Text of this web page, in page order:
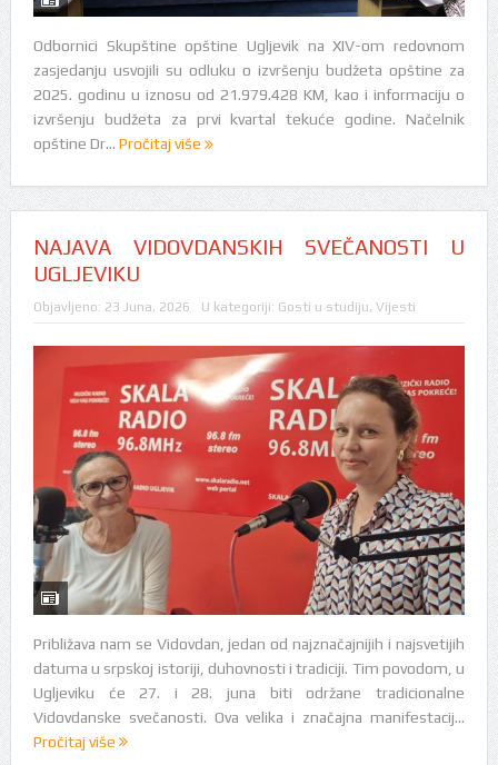
Odbornici Skupštine opštine Ugljevik na XIV-om redovnom
zasjedanju usvojili su odluku o izvršenju budžeta opštine za
2025. godinu u iznosu od 21.979.428 KM, kao i informaciju o
izvršenju budžeta za prvi kvartal tekuće godine. Načelnik
opštine Dr... Pročitaj više
NAJAVA VIDOVDANSKIH SVEČANOSTI U
UGLJEVIKU
Objavljeno: 23 Juna, 2026 U kategoriji: Gosti u studiju, Vijesti
Približava nam se Vidovdan, jedan od najznačajnijih i najsvetijih
datuma u srpskoj istoriji, duhovnosti i tradiciji. Tim povodom, u
Ugljeviku će 27. i 28. juna biti održane tradicionalne
Vidovdanske svečanosti. Ova velika i značajna manifestacij...
Pročitaj više